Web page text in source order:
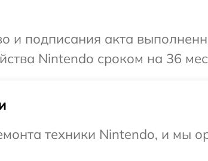
и подписания акта
Nintendo сроком на 36
техники Nintendo, и мы